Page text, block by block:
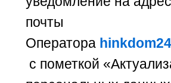
почты
Оператора
с пометкой